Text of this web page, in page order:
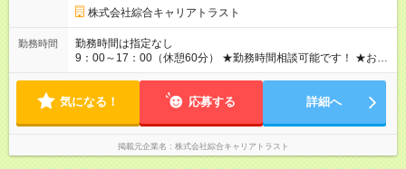
株式会社綜合キャリアトラスト
勤務時間
勤務時間は指定なし
9：00～17：00（休憩60分） ★勤務時間相談可能です！ ★お気
軽にご相談ください
気になる！ 応募する 詳細へ
掲載元企業名 株式会社綜合キャリアトラスト